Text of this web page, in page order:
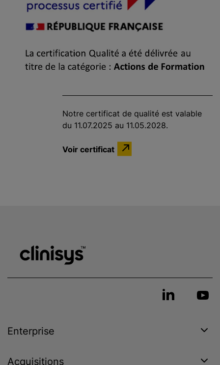
Notre certificat de qualité est valable
du 11.07.2025 au 11.05.2028.
Voir certificat
Enterprise
Acquisitions